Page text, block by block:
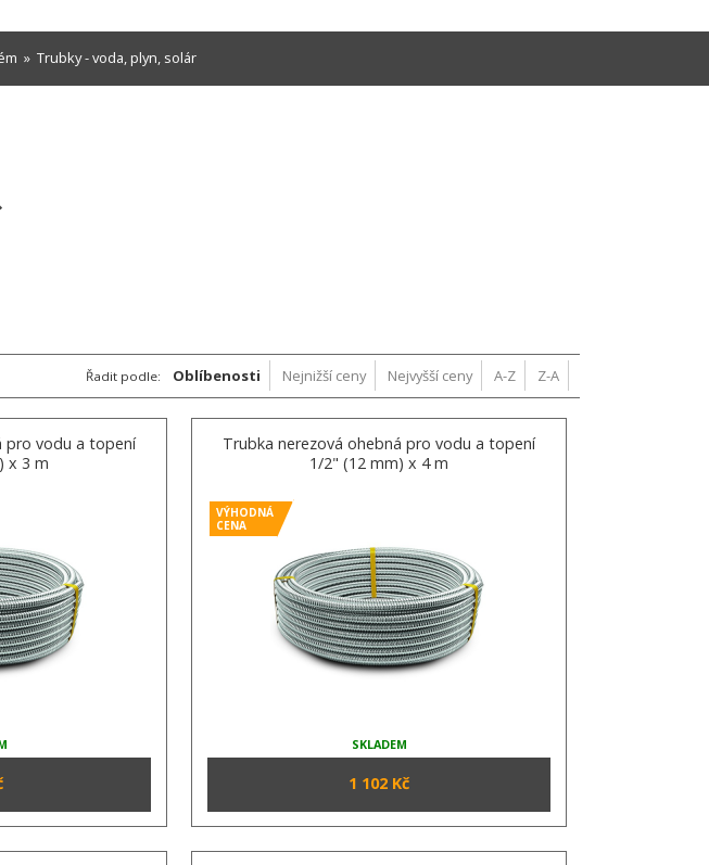
» Trubky - voda, plyn, solár
Řadit podle: Oblíbenosti Nejnižší ceny Nejvyšší ceny A-Z Z-A
pro vodu a topení
x 3 m
Trubka nerezová ohebná pro vodu a topení
1/2" (12 mm) x 4 m
VÝHODNÁ
CENA
SKLADEM
1 102 Kč